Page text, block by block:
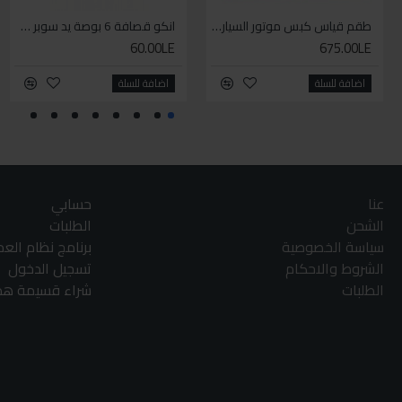
طقم قياس كبس موتور السياره 3 ق
675.00LE
اضافة للسلة
انكو قصافة 6 بوصة يد سوبر وان
60.00LE
اضافة للسلة
عنا
الشحن
سياسة الخصوصية
الشروط والاحكام
الطلبات
حسابي
الطلبات
برنامج نظام
تسجيل الدخول
شراء قسيمة